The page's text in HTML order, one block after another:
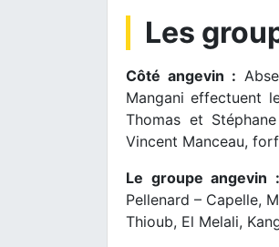
Les
Côté angevin :
Mangani effectuent
Thomas et
Vincent Manceau,
Le groupe angevin :
Pellenard – Capelle,
Thioub, El Melali,